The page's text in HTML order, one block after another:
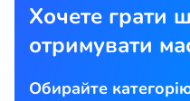
Хочете грати
отримувати
Обирайте